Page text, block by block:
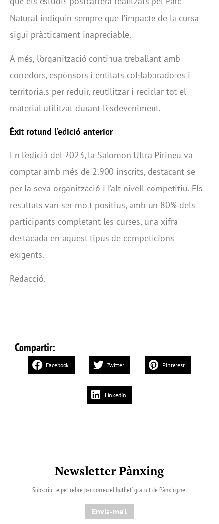
Natural indiquin sempre que l’impacte de la cursa
sigui pràcticament inapreciable.
A més, l’organització continua treballant amb
corredors, espònsors i entitats col·laboradores i
territorials per reduir, reutilitzar i reciclar tot el
material utilitzat durant l’esdeveniment.
Èxit rotund l’edició anterior
En l’edició del 2023, la Salomon Ultra Pirineu va
comptar amb més de 2.900 inscrits, destacant-se
per la seva organització i l’alt nivell competitiu. Els
resultats van ser molt positius, amb un 80% dels
participants completant les curses, una xifra
destacada en aquest tipus de competicions
exigents.
Redacció.
Compartir:
Facebook Twitter Pinterest
LinkedIn
Newsletter Pànxing
Subscriu-te per rebre per correu el butlletí gratuït de Pànxing.net​
Envia-me'l